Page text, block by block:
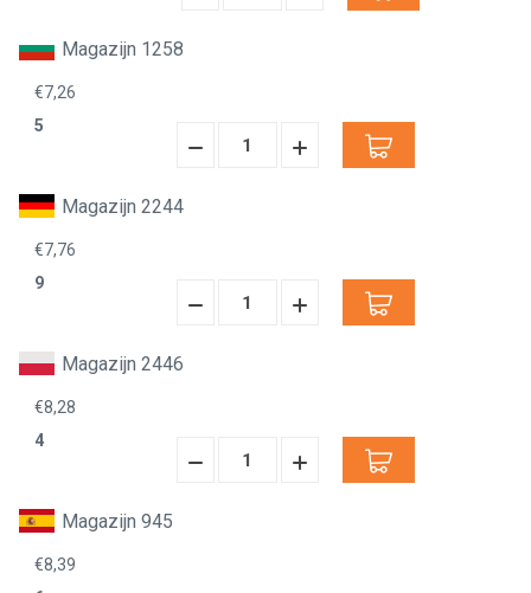
Magazijn 1258
€7,26
5
Hoeveelheid
Hoeveelheid
Magazijn 2244
€7,76
9
Hoeveelheid
Hoeveelheid
Magazijn 2446
€8,28
4
Hoeveelheid
Hoeveelheid
Magazijn 945
€8,39